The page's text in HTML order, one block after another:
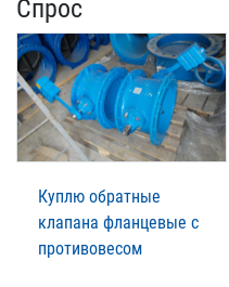
Спрос
Куплю обратные
клапана фланцевые с
противовесом